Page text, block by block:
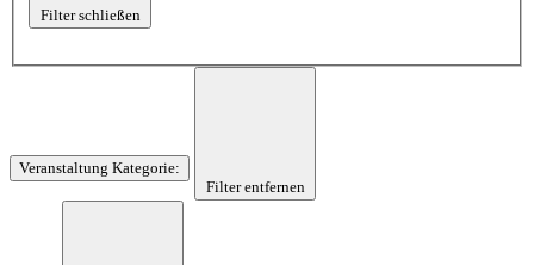
Filter schließen
Veranstaltung Kategorie:
Filter entfernen